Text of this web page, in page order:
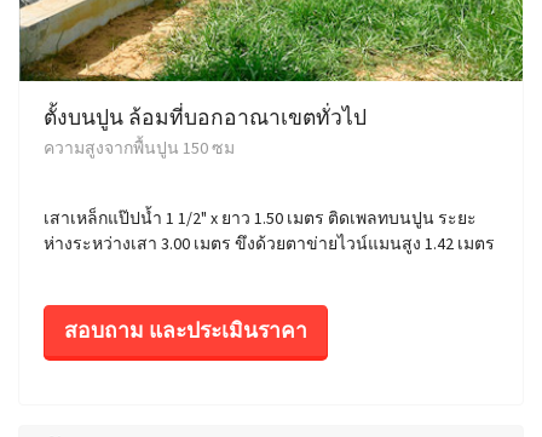
ตั้งบนปูน ล้อมที่บอกอาณาเขตทั่วไป
ความสูงจากพื้นปูน 150 ซม
เสาเหล็กแป๊ปน้ำ 1 1/2" x ยาว 1.50 เมตร ติดเพลทบนปูน ระยะ
ห่างระหว่างเสา 3.00 เมตร ขึงด้วยตาข่ายไวน์แมนสูง 1.42 เมตร
สอบถาม และประเมินราคา